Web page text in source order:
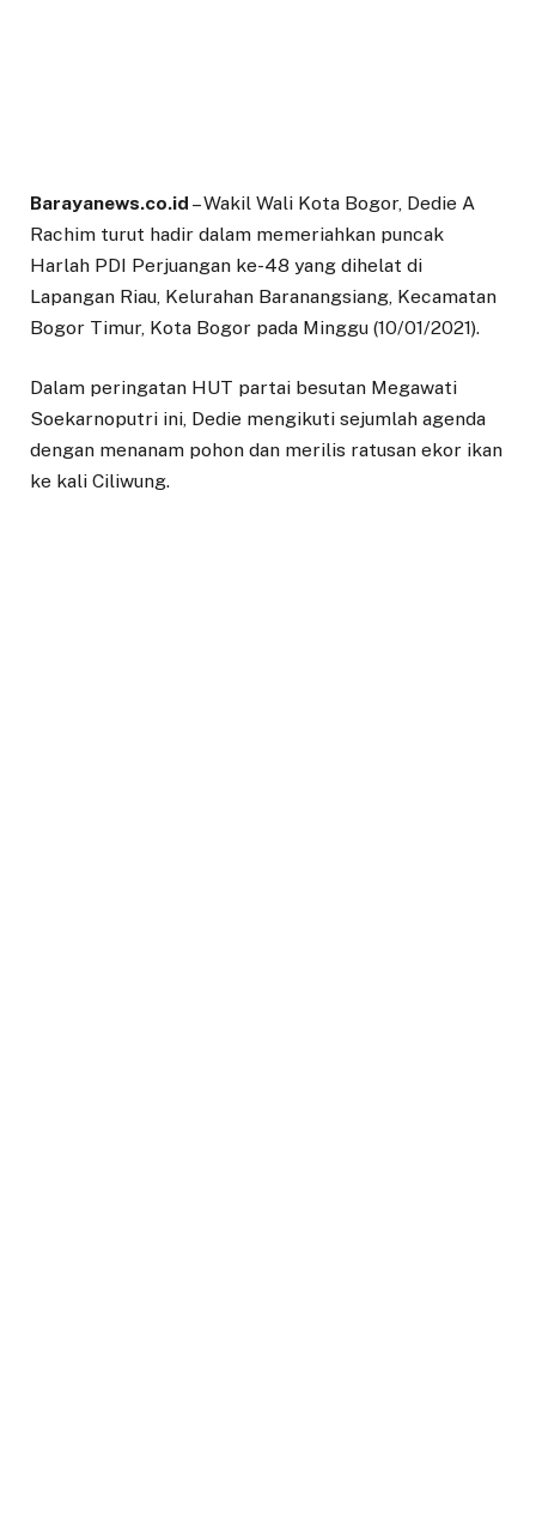
Barayanews.co.id – Wakil Wali Kota Bogor, Dedie A
Rachim turut hadir dalam memeriahkan puncak
Harlah PDI Perjuangan ke-48 yang dihelat di
Lapangan Riau, Kelurahan Baranangsiang, Kecamatan
Bogor Timur, Kota Bogor pada Minggu (10/01/2021).
Dalam peringatan HUT partai besutan Megawati
Soekarnoputri ini, Dedie mengikuti sejumlah agenda
dengan menanam pohon dan merilis ratusan ekor ikan
ke kali Ciliwung.